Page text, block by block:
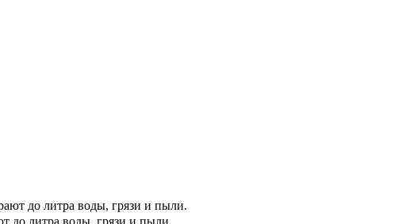
до литра воды, грязи и пыли.
до литра воды, грязи и пыли